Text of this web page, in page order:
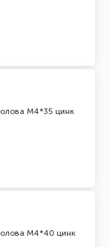
М4*35 цинк
М4*40 цинк